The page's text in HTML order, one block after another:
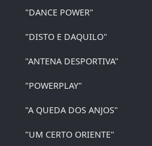
"DANCE POWER"
"DISTO E DAQUILO"
"ANTENA DESPORTIVA"
"POWERPLAY"
"A QUEDA DOS ANJOS"
"UM CERTO ORIENTE"